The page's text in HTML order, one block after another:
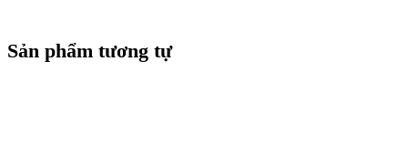
Sản phẩm tương tự